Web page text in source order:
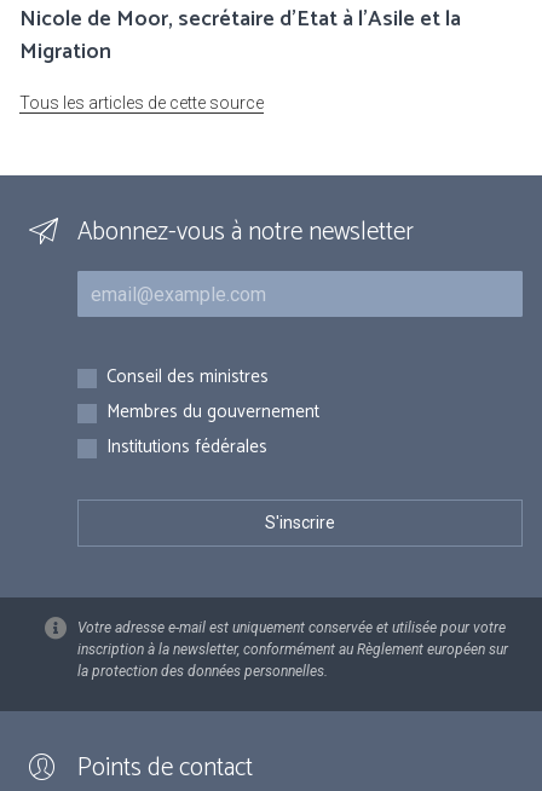
Nicole de Moor, secrétaire d'Etat à l'Asile et la
Migration
Tous les articles de cette source
Abonnez-vous à notre newsletter
Courriel
Inscriptions
Conseil des ministres
Membres du gouvernement
Institutions fédérales
Votre adresse e-mail est uniquement conservée et utilisée pour votre
inscription à la newsletter, conformément au Règlement européen sur
la protection des données personnelles.
Points de contact